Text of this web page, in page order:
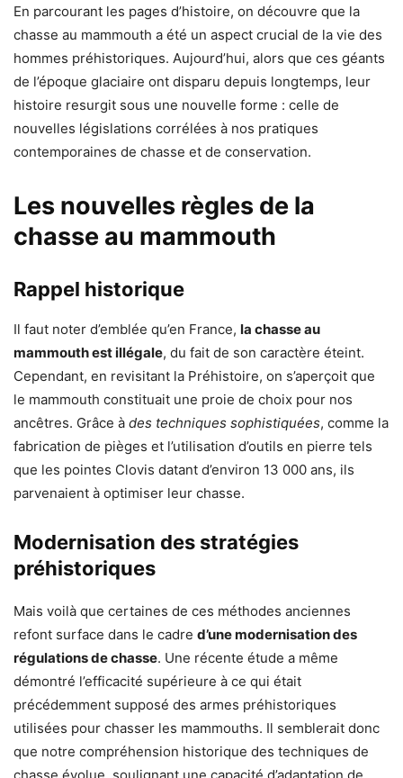
En parcourant les pages d’histoire, on découvre que la
chasse au mammouth a été un aspect crucial de la vie des
hommes préhistoriques. Aujourd’hui, alors que ces géants
de l’époque glaciaire ont disparu depuis longtemps, leur
histoire resurgit sous une nouvelle forme : celle de
nouvelles législations corrélées à nos pratiques
contemporaines de chasse et de conservation.
Les nouvelles règles de la
chasse au mammouth
Rappel historique
Il faut noter d’emblée qu’en France, la chasse au
mammouth est illégale, du fait de son caractère éteint.
Cependant, en revisitant la Préhistoire, on s’aperçoit que
le mammouth constituait une proie de choix pour nos
ancêtres. Grâce à des techniques sophistiquées, comme la
fabrication de pièges et l’utilisation d’outils en pierre tels
que les pointes Clovis datant d’environ 13 000 ans, ils
parvenaient à optimiser leur chasse.
Modernisation des stratégies
préhistoriques
Mais voilà que certaines de ces méthodes anciennes
refont surface dans le cadre d’une modernisation des
régulations de chasse. Une récente étude a même
démontré l’efficacité supérieure à ce qui était
précédemment supposé des armes préhistoriques
utilisées pour chasser les mammouths. Il semblerait donc
que notre compréhension historique des techniques de